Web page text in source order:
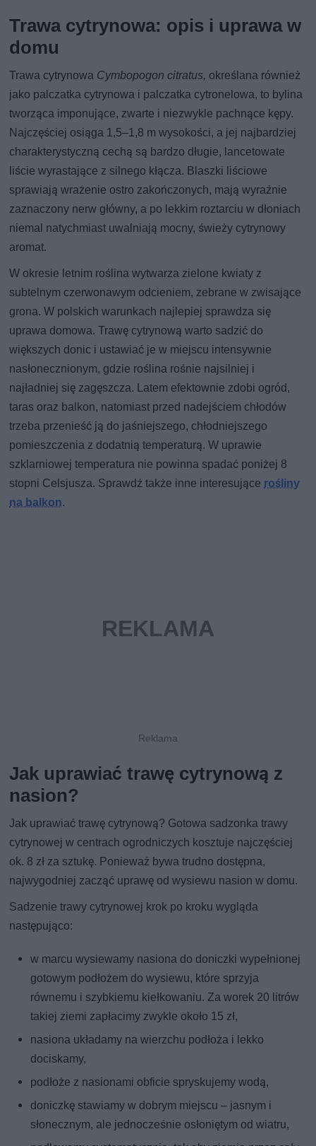
Trawa cytrynowa: opis i uprawa w
domu
Trawa cytrynowa Cymbopogon citratus, określana również
jako palczatka cytrynowa i palczatka cytronelowa, to bylina
tworząca imponujące, zwarte i niezwykle pachnące kępy.
Najczęściej osiąga 1,5–1,8 m wysokości, a jej najbardziej
charakterystyczną cechą są bardzo długie, lancetowate
liście wyrastające z silnego kłącza. Blaszki liściowe
sprawiają wrażenie ostro zakończonych, mają wyraźnie
zaznaczony nerw główny, a po lekkim roztarciu w dłoniach
niemal natychmiast uwalniają mocny, świeży cytrynowy
aromat.
W okresie letnim roślina wytwarza zielone kwiaty z
subtelnym czerwonawym odcieniem, zebrane w zwisające
grona. W polskich warunkach najlepiej sprawdza się
uprawa domowa. Trawę cytrynową warto sadzić do
większych donic i ustawiać je w miejscu intensywnie
nasłonecznionym, gdzie roślina rośnie najsilniej i
najładniej się zagęszcza. Latem efektownie zdobi ogród,
taras oraz balkon, natomiast przed nadejściem chłodów
trzeba przenieść ją do jaśniejszego, chłodniejszego
pomieszczenia z dodatnią temperaturą. W uprawie
szklarniowej temperatura nie powinna spadać poniżej 8
stopni Celsjusza. Sprawdź także inne interesujące rośliny
na balkon.
Jak uprawiać trawę cytrynową z
nasion?
Jak uprawiać trawę cytrynową? Gotowa sadzonka trawy
cytrynowej w centrach ogrodniczych kosztuje najczęściej
ok. 8 zł za sztukę. Ponieważ bywa trudno dostępna,
najwygodniej zacząć uprawę od wysiewu nasion w domu.
Sadzenie trawy cytrynowej krok po kroku wygląda
następująco:
w marcu wysiewamy nasiona do doniczki wypełnionej
gotowym podłożem do wysiewu, które sprzyja
równemu i szybkiemu kiełkowaniu. Za worek 20 litrów
takiej ziemi zapłacimy zwykle około 15 zł,
nasiona układamy na wierzchu podłoża i lekko
dociskamy,
podłoże z nasionami obficie spryskujemy wodą,
doniczkę stawiamy w dobrym miejscu – jasnym i
słonecznym, ale jednocześnie osłoniętym od wiatru,